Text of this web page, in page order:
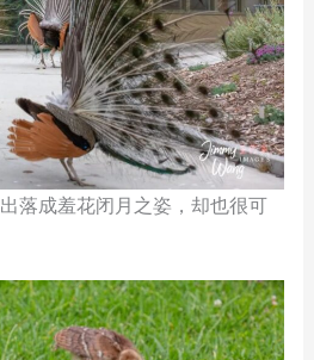
落成羞花闭月之姿，却也很可